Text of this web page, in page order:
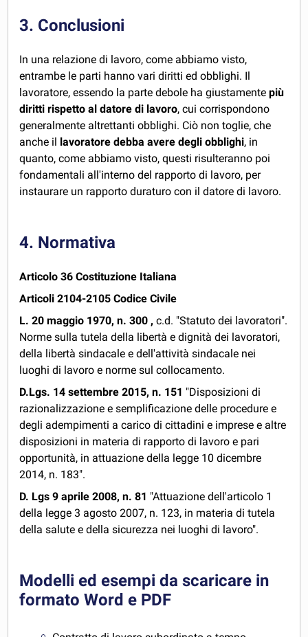
3. Conclusioni
In una relazione di lavoro, come abbiamo visto,
entrambe le parti hanno vari diritti ed obblighi. Il
lavoratore, essendo la parte debole ha giustamentepiù
diritti rispetto al datore di lavoro, cui corrispondono
generalmente altrettanti obblighi. Ciò non toglie, che
anche il lavoratore debba avere degli obblighi, in
quanto, come abbiamo visto, questi risulteranno poi
fondamentali all'interno del rapporto di lavoro, per
instaurare un rapporto duraturo con il datore di lavoro.
4. Normativa
Articolo 36 Costituzione Italiana
Articoli 2104-2105 Codice Civile
L. 20 maggio 1970, n. 300 , c.d. "Statuto dei lavoratori".
Norme sulla tutela della libertà e dignità dei lavoratori,
della libertà sindacale e dell'attività sindacale nei
luoghi di lavoro e norme sul collocamento.
D.Lgs. 14 settembre 2015, n. 151 "Disposizioni di
razionalizzazione e semplificazione delle procedure e
degli adempimenti a carico di cittadini e imprese e altre
disposizioni in materia di rapporto di lavoro e pari
opportunità, in attuazione della legge 10 dicembre
2014, n. 183".
D. Lgs 9 aprile 2008, n. 81 "Attuazione dell'articolo 1
della legge 3 agosto 2007, n. 123, in materia di tutela
della salute e della sicurezza nei luoghi di lavoro".
Modelli ed esempi da scaricare in
formato Word e PDF